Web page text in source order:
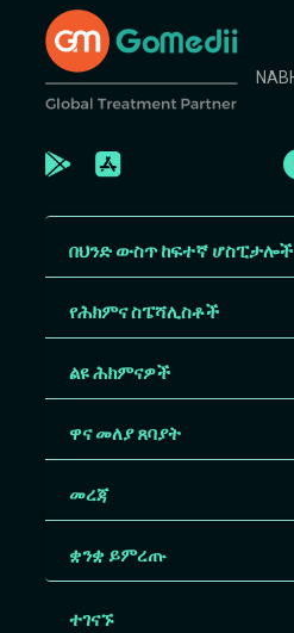
በህንድ ውስጥ ከፍተኛ ሆስፒታሎች
የሕክምና ስፔሻሊስቶች
ልዩ ሕክምናዎች
ዋና መለያ ጸባያት
መረጃ
ቋንቋ ይምረጡ
ተገናኙ